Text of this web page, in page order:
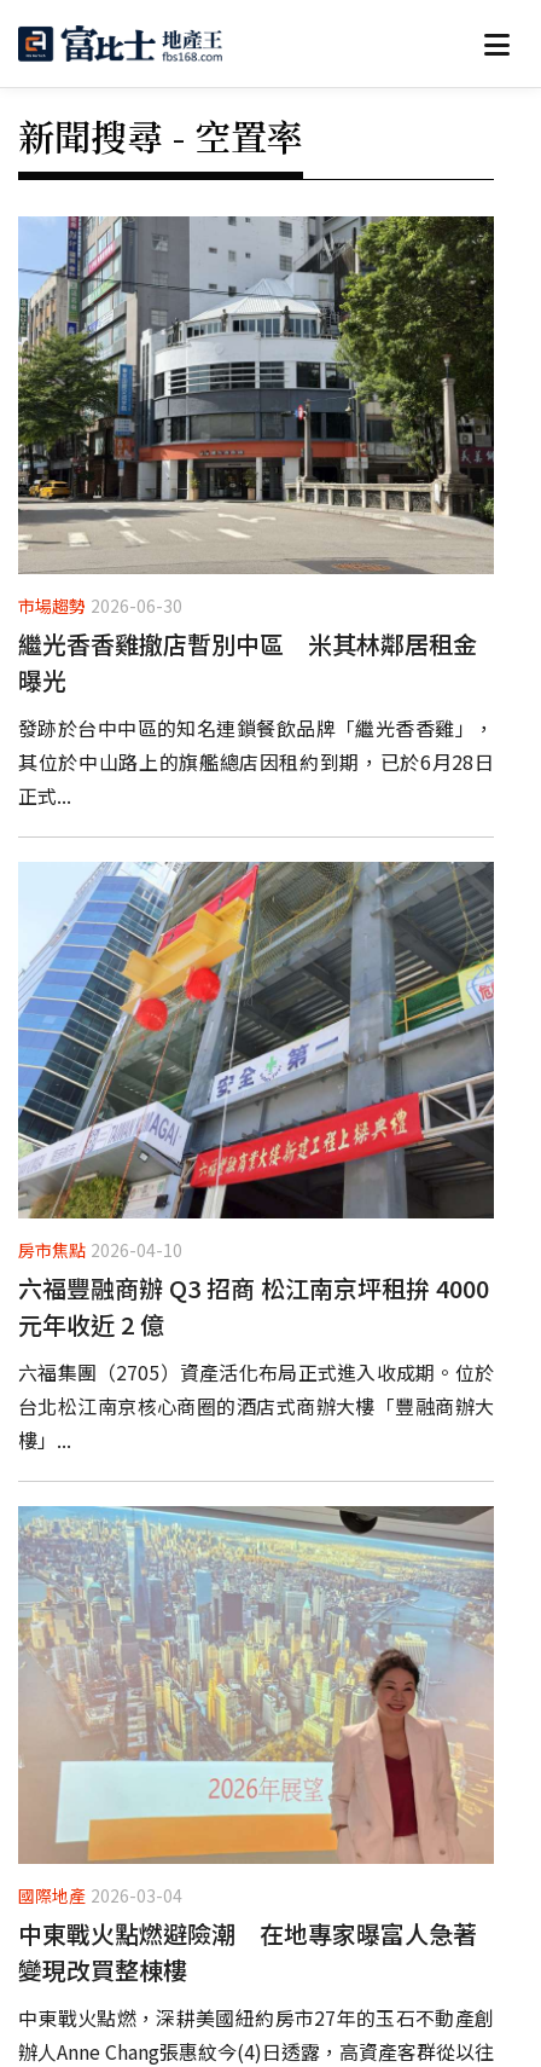
新聞搜尋 - 空置率
市場趨勢 2026-06-30
繼光香香雞撤店暫別中區 米其林鄰居租金
曝光
發跡於台中中區的知名連鎖餐飲品牌「繼光香香雞」，
其位於中山路上的旗艦總店因租約到期，已於6月28日
正式...
房市焦點 2026-04-10
六福豐融商辦 Q3 招商 松江南京坪租拚 4000
元年收近 2 億
六福集團（2705）資產活化布局正式進入收成期。位於
台北松江南京核心商圈的酒店式商辦大樓「豐融商辦大
樓」...
國際地產 2026-03-04
中東戰火點燃避險潮 在地專家曝富人急著
變現改買整棟樓
中東戰火點燃，深耕美國紐約房市27年的玉石不動產創
辦人Anne Chang張惠紋今(4)日透露，高資產客群從以往